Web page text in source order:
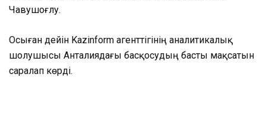
Чавушоғлу.
Осыған дейін Kazinform агенттігінің аналитикалық
шолушысы Анталиядағы басқосудың басты мақсатын
саралап көрді.